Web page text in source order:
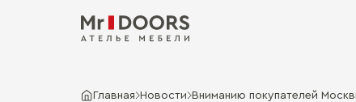
Главная Новости Вниманию покупателей